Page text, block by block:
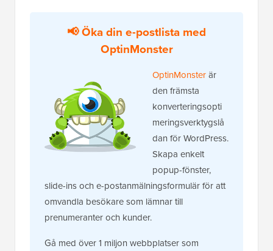
📢Öka din e-postlista med
OptinMonster
OptinMonsterär
den främsta
konverteringsopti
meringsverktygslå
dan för WordPress.
Skapa enkelt
popup-fönster,
slide-ins och e-postanmälningsformulär för att
omvandla besökare som lämnar till
prenumeranter och kunder.
Gå med över 1 miljon webbplatser som